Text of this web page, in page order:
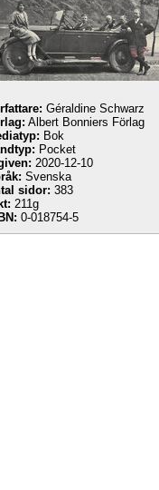
Géraldine Schwarz
Albert Bonniers Förlag
Bok
Pocket
2020-12-10
Svenska
sidor: 383
211g
0-018754-5